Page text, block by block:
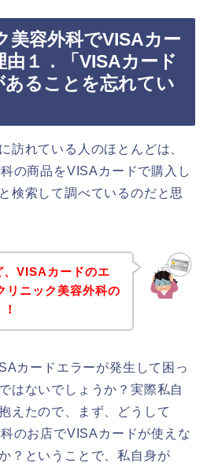
美容外科でVISAカー
由１．「VISAカード
あることを忘れてい
訪れている人のほとんどは、
の商品をVISAカードで購入し
検索して調べているのだと思
、VISAカードのエ
リニック美容外科の
カードエラーが発生して困っ
はないでしょうか？実際私自
えたので、まず、どうして
のお店でVISAカードが使えな
？ということで、私自身が